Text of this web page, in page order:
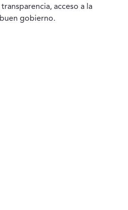
acceso a la
gobierno.